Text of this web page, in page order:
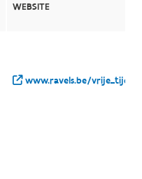
WEBSITE
www.ravels.be/vrije_tijd/